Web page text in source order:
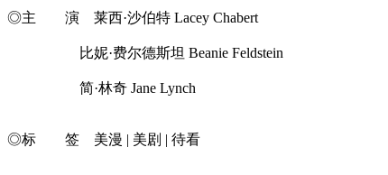
◎主 演 莱西·沙伯特 Lacey Chabert
比妮·费尔德斯坦 Beanie Feldstein
简·林奇 Jane Lynch
◎标 签 美漫 | 美剧 | 待看